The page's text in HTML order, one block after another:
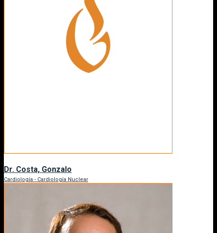
Dr. Costa, Gonzalo
Cardiología - Cardiología Nuclear